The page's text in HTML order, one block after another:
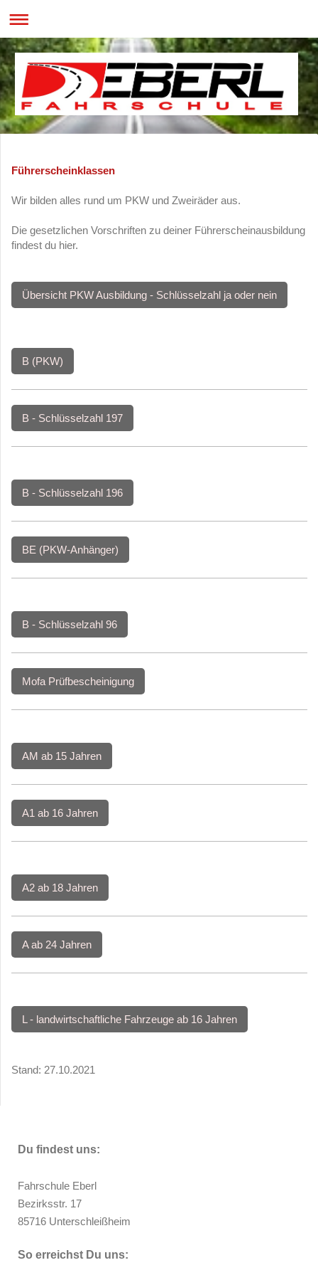
Führerscheinklassen
Wir bilden alles rund um PKW und Zweiräder aus.
Die gesetzlichen Vorschriften zu deiner Führerscheinausbildung
findest du hier.
Übersicht PKW Ausbildung - Schlüsselzahl ja oder nein
B (PKW)
B - Schlüsselzahl 197
B - Schlüsselzahl 196
BE (PKW-Anhänger)
B - Schlüsselzahl 96
Mofa Prüfbescheinigung
AM ab 15 Jahren
A1 ab 16 Jahren
A2 ab 18 Jahren
A ab 24 Jahren
L - landwirtschaftliche Fahrzeuge ab 16 Jahren
Stand: 27.10.2021
Du findest uns:
Fahrschule Eberl
Bezirksstr. 17
85716 Unterschleißheim
So erreichst Du uns: